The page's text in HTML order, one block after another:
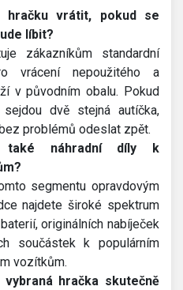
hračku vrátit, pokud se
líbit?
zákazníkům standardní
vrácení nepoužitého a
v původním obalu. Pokud
dvě stejná autíčka,
problémů odeslat zpět.
také náhradní díly k
segmentu opravdovým
najdete široké spektrum
originálních nabíječek
součástek k populárním
vozítkům.
hračka skutečně